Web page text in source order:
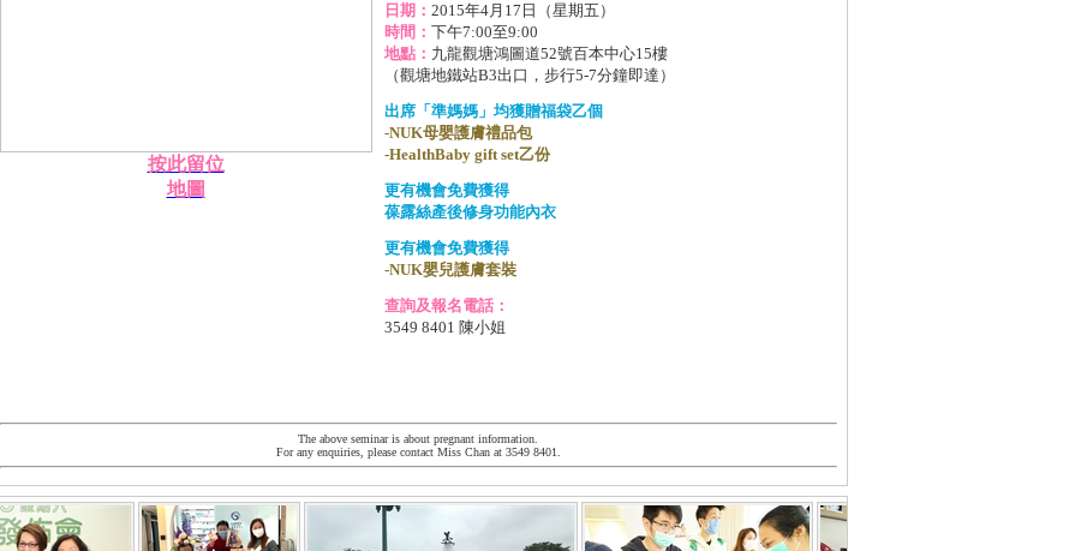
按此留位
地圖
日期： 2015年4月17日（星期五）
時間： 下午7:00至9:00
地點： 九龍觀塘鴻圖道52號百本中心15樓
（觀塘地鐵站B3出口，步行5-7分鐘即達）
出席「準媽媽」均獲贈福袋乙個
-NUK母嬰護膚禮品包
-HealthBaby gift set乙份
更有機會免費獲得
葆露絲產後修身功能內衣
更有機會免費獲得
-NUK嬰兒護膚套裝
查詢及報名電話：
3549 8401 陳小姐
The above seminar is about pregnant information.
For any enquiries, please contact Miss Chan at 3549 8401.